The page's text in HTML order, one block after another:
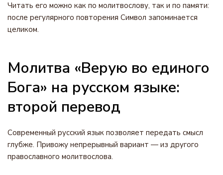
Читать его можно как по молитвослову, так и по памяти:
после регулярного повторения Символ запоминается
целиком.
Молитва «Верую во единого
Бога» на русском языке:
второй перевод
Современный русский язык позволяет передать смысл
глубже. Привожу непрерывный вариант — из другого
православного молитвослова.